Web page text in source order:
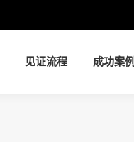
见证流程 成功案例